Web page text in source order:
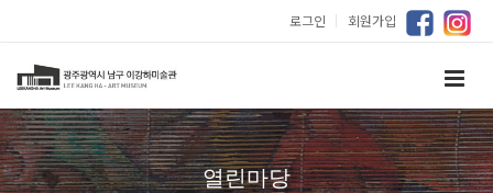
로그인 ｜ 회원가입
열린마당